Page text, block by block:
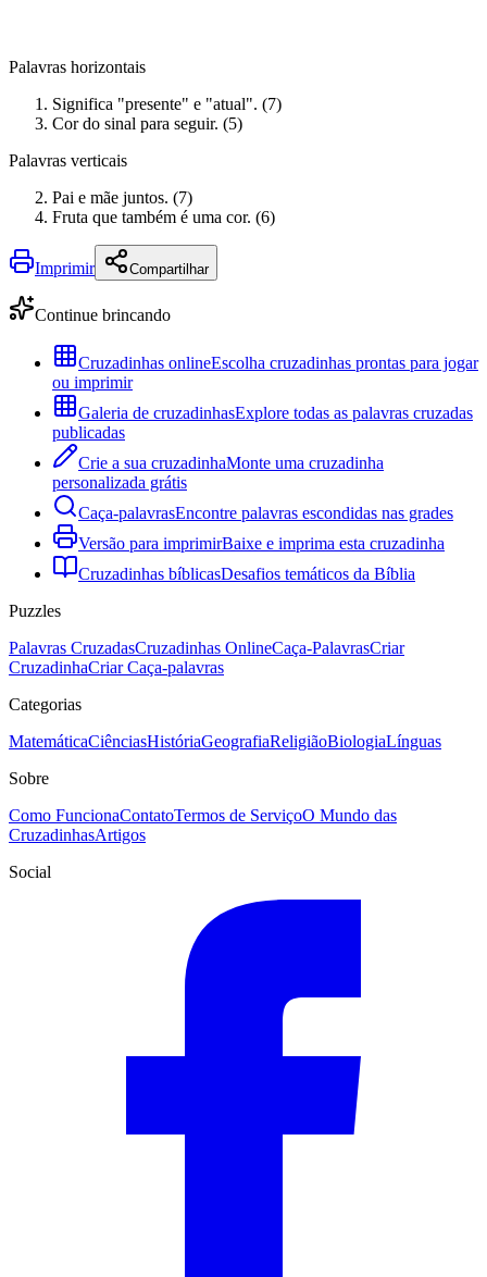
Palavras horizontais
Significa "presente" e "atual". (7)
Cor do sinal para seguir. (5)
Palavras verticais
Pai e mãe juntos. (7)
Fruta que também é uma cor. (6)
Imprimir Compartilhar
Continue brincando
Cruzadinhas onlineEscolha cruzadinhas prontas para jogar
ou imprimir
Galeria de cruzadinhasExplore todas as palavras cruzadas
publicadas
Crie a sua cruzadinhaMonte uma cruzadinha
personalizada grátis
Caça-palavrasEncontre palavras escondidas nas grades
Versão para imprimirBaixe e imprima esta cruzadinha
Cruzadinhas bíblicasDesafios temáticos da Bíblia
Puzzles
Palavras CruzadasCruzadinhas OnlineCaça-PalavrasCriar
CruzadinhaCriar Caça-palavras
Categorias
MatemáticaCiênciasHistóriaGeografiaReligiãoBiologiaLínguas
Sobre
Como FuncionaContatoTermos de ServiçoO Mundo das
CruzadinhasArtigos
Social